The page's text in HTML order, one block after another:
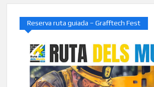
Reserva ruta guiada – Grafftech Fest